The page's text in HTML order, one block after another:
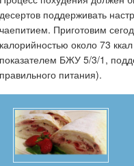
десертов поддерживать
чаепитием. Приготовим
калорийностью около 73
показателем БЖУ 5/3/1,
правильного питания).